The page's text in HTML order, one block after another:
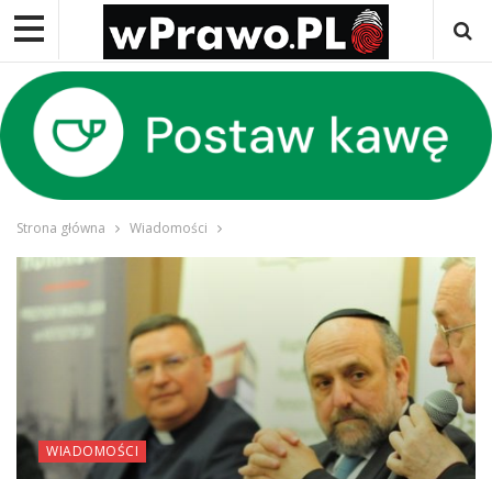
Strona główna Wiadomości
WIADOMOŚCI